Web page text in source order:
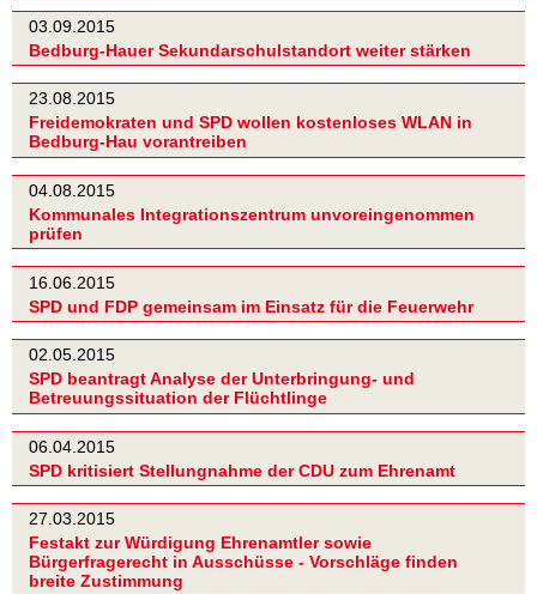
03.09.2015
Bedburg-Hauer Sekundarschulstandort weiter stärken
23.08.2015
Freidemokraten und SPD wollen kostenloses WLAN in
Bedburg-Hau vorantreiben
04.08.2015
Kommunales Integrationszentrum unvoreingenommen
prüfen
16.06.2015
SPD und FDP gemeinsam im Einsatz für die Feuerwehr
02.05.2015
SPD beantragt Analyse der Unterbringung- und
Betreuungssituation der Flüchtlinge
06.04.2015
SPD kritisiert Stellungnahme der CDU zum Ehrenamt
27.03.2015
Festakt zur Würdigung Ehrenamtler sowie
Bürgerfragerecht in Ausschüsse - Vorschläge finden
breite Zustimmung